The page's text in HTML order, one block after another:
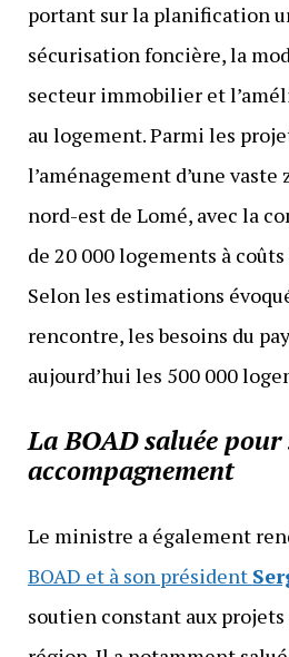
portant sur la planification
sécurisation foncière, la
secteur immobilier et
au logement. Parmi les
l’aménagement d’une vaste
nord-est de Lomé, avec la
de 20 000 logements à coûts
Selon les estimations
rencontre, les besoins du
aujourd’hui les 500 000
La BOAD saluée pour
accompagnement
Le ministre a également
BOAD et à son président
soutien constant aux